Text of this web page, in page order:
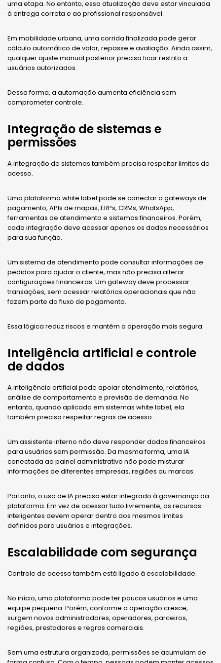
uma etapa. No entanto, essa atualização deve estar vinculada
à entrega correta e ao profissional responsável.
Em mobilidade urbana, uma corrida finalizada pode gerar
cálculo automático de valor, repasse e avaliação. Ainda assim,
qualquer ajuste manual posterior precisa ficar restrito a
usuários autorizados.
Dessa forma, a automação aumenta eficiência sem
comprometer controle.
Integração de sistemas e
permissões
A integração de sistemas também precisa respeitar limites de
acesso.
Uma plataforma white label pode se conectar a gateways de
pagamento, APIs de mapas, ERPs, CRMs, WhatsApp,
ferramentas de atendimento e sistemas financeiros. Porém,
cada integração deve acessar apenas os dados necessários
para sua função.
Um sistema de atendimento pode consultar informações de
pedidos para ajudar o cliente, mas não precisa alterar
configurações financeiras. Um gateway deve processar
transações, sem acessar relatórios operacionais que não
fazem parte do fluxo de pagamento.
Essa lógica reduz riscos e mantém a operação mais segura.
Inteligência artificial e controle
de dados
A inteligência artificial pode apoiar atendimento, relatórios,
análise de comportamento e previsão de demanda. No
entanto, quando aplicada em sistemas white label, ela
também precisa respeitar regras de acesso.
Um assistente interno não deve responder dados financeiros
para usuários sem permissão. Da mesma forma, uma IA
conectada ao painel administrativo não pode misturar
informações de diferentes empresas, regiões ou marcas.
Portanto, o uso de IA precisa estar integrado à governança da
plataforma. Em vez de acessar tudo livremente, os recursos
inteligentes devem operar dentro dos mesmos limites
definidos para usuários e integrações.
Escalabilidade com segurança
Controle de acesso também está ligado à escalabilidade.
No início, uma plataforma pode ter poucos usuários e uma
equipe pequena. Porém, conforme a operação cresce,
surgem novos administradores, operadores, parceiros,
regiões, prestadores e regras comerciais.
Sem uma estrutura organizada, permissões se acumulam de